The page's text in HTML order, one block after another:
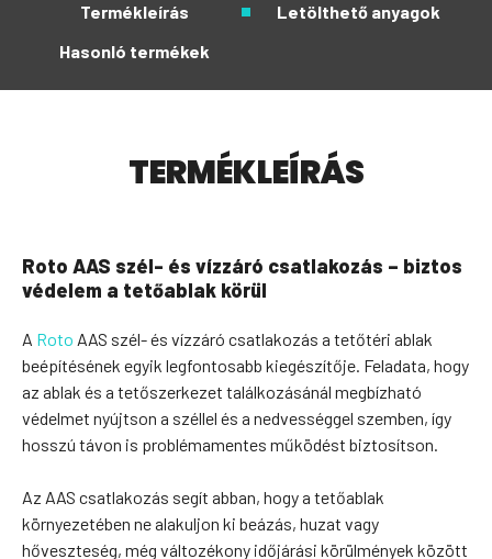
Termékleírás
Letölthető anyagok
Hasonló termékek
TERMÉKLEÍRÁS
Roto AAS szél- és vízzáró csatlakozás – biztos
védelem a tetőablak körül
A Roto AAS szél- és vízzáró csatlakozás a tetőtéri ablak
beépítésének egyik legfontosabb kiegészítője. Feladata, hogy
az ablak és a tetőszerkezet találkozásánál megbízható
védelmet nyújtson a széllel és a nedvességgel szemben, így
hosszú távon is problémamentes működést biztosítson.
Az AAS csatlakozás segít abban, hogy a tetőablak
környezetében ne alakuljon ki beázás, huzat vagy
hőveszteség, még változékony időjárási körülmények között